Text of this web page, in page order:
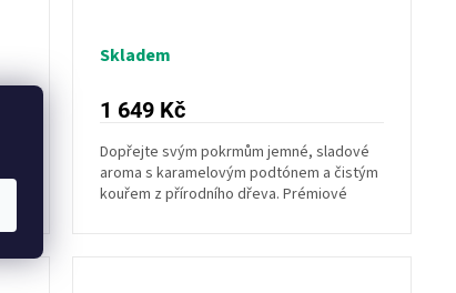
Skladem
1 649 Kč
Dopřejte svým pokrmům jemné, sladové
aroma s karamelovým podtónem a čistým
kouřem z přírodního dřeva. Prémiové